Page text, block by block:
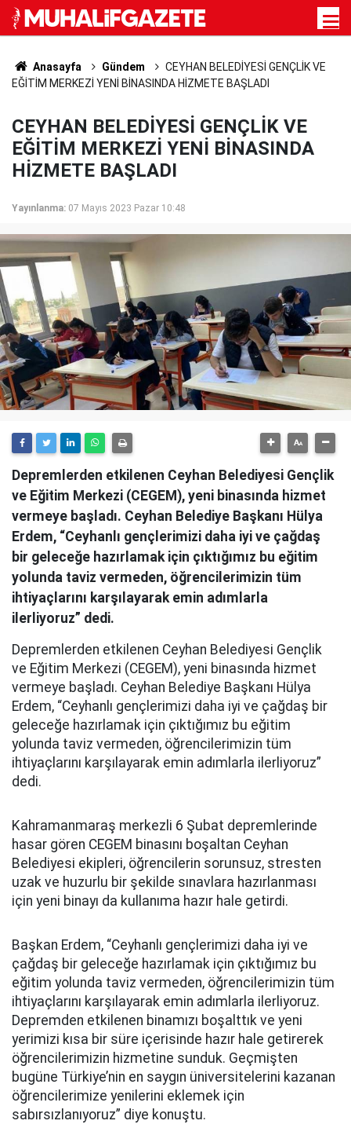
Anasayfa Gündem
CEYHAN BELEDİYESİ GENÇLİK VE
EĞİTİM MERKEZİ YENİ BİNASINDA HİZMETE BAŞLADI
CEYHAN BELEDİYESİ GENÇLİK VE
EĞİTİM MERKEZİ YENİ BİNASINDA
HİZMETE BAŞLADI
Yayınlanma: 07 Mayıs 2023 Pazar 10:48
Depremlerden etkilenen Ceyhan Belediyesi Gençlik
ve Eğitim Merkezi (CEGEM), yeni binasında hizmet
vermeye başladı. Ceyhan Belediye Başkanı Hülya
Erdem, “Ceyhanlı gençlerimizi daha iyi ve çağdaş
bir geleceğe hazırlamak için çıktığımız bu eğitim
yolunda taviz vermeden, öğrencilerimizin tüm
ihtiyaçlarını karşılayarak emin adımlarla
ilerliyoruz” dedi.
Depremlerden etkilenen Ceyhan Belediyesi Gençlik
ve Eğitim Merkezi (CEGEM), yeni binasında hizmet
vermeye başladı. Ceyhan Belediye Başkanı Hülya
Erdem, “Ceyhanlı gençlerimizi daha iyi ve çağdaş bir
geleceğe hazırlamak için çıktığımız bu eğitim
yolunda taviz vermeden, öğrencilerimizin tüm
ihtiyaçlarını karşılayarak emin adımlarla ilerliyoruz”
dedi.
Kahramanmaraş merkezli 6 Şubat depremlerinde
hasar gören CEGEM binasını boşaltan Ceyhan
Belediyesi ekipleri, öğrencilerin sorunsuz, stresten
uzak ve huzurlu bir şekilde sınavlara hazırlanması
için yeni binayı da kullanıma hazır hale getirdi.
Başkan Erdem, “Ceyhanlı gençlerimizi daha iyi ve
çağdaş bir geleceğe hazırlamak için çıktığımız bu
eğitim yolunda taviz vermeden, öğrencilerimizin tüm
ihtiyaçlarını karşılayarak emin adımlarla ilerliyoruz.
Depremden etkilenen binamızı boşalttık ve yeni
yerimizi kısa bir süre içerisinde hazır hale getirerek
öğrencilerimizin hizmetine sunduk. Geçmişten
bugüne Türkiye’nin en saygın üniversitelerini kazanan
öğrencilerimize yenilerini eklemek için
sabırsızlanıyoruz” diye konuştu.